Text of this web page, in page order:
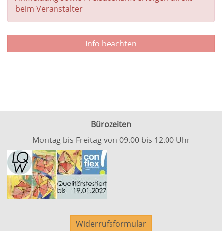
beim Veranstalter
Info beachten
Bürozeiten
Montag bis Freitag von 09:00 bis 12:00 Uhr
Widerrufsformular